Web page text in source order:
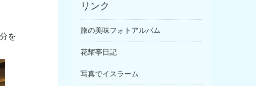
を
リンク
旅の美味フォトアルバム
花耀亭日記
写真でイスラーム